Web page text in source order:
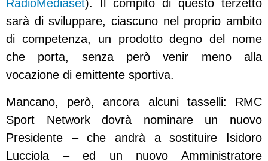
RadioMediaset). Il compito di questo terzetto
sarà di sviluppare, ciascuno nel proprio ambito
di competenza, un prodotto degno del nome
che porta, senza però venir meno alla
vocazione di emittente sportiva.
Mancano, però, ancora alcuni tasselli: RMC
Sport Network dovrà nominare un nuovo
Presidente – che andrà a sostituire Isidoro
Lucciola – ed un nuovo Amministratore